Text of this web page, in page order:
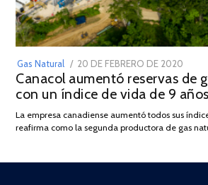
Gas Natural
POSTED
ON
20 DE FEBRERO DE 2020
DE
JULIO
2025
Canacol aumentó reservas de
con un índice de vida de 9 años
La empresa canadiense aumentó todos sus
reafirma como la segunda productora de gas